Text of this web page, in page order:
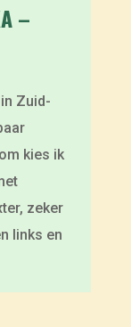
–
Zuid-
kies ik
zeker
links en